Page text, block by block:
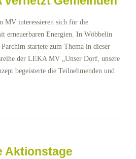
MV interessieren sich für die
erneuerbaren Energien. In Wöbbelin
startete zum Thema in dieser
der LEKA MV „Unser Dorf, unsere
begeisterte die Teilnehmenden und
Aktionstage